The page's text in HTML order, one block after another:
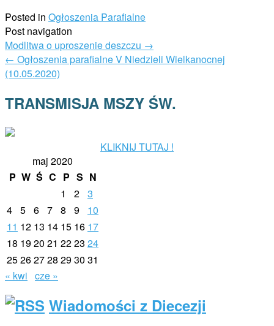
Posted in Ogłoszenia Parafialne
Post navigation
Modlitwa o uproszenie deszczu →
← Ogłoszenia parafialne V Niedzieli Wielkanocnej
(10.05.2020)
TRANSMISJA MSZY ŚW.
KLIKNIJ TUTAJ !
maj 2020
P W Ś C P S N
1
2 3
4 5 6 7 8 9
10
11 12 13 14 15 16 17
18 1920 21 2223 24
25262728 2930 31
« kwi cze »
Wiadomości z Diecezji